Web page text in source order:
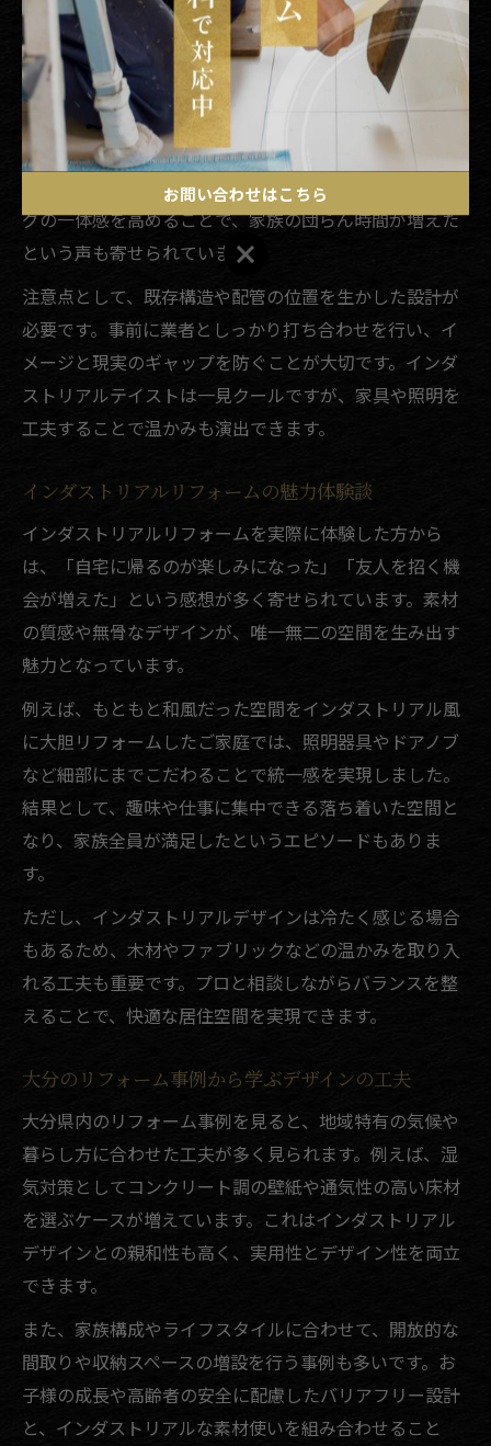
出できます。特に天井をむき出しにしたり、配管をあえ
て見せるデザインは、インダストリアルリフォームの醍
醐味です。
例えば、築年数の経過したマンションのリビングを、黒
いアイアンフレームと木目調の床で再構成した事例があ
ります。生活動線を広く取りつつ、ダイニングとリビン
グの一体感を高めることで、家族の団らん時間が増えた
という声も寄せられています。
注意点として、既存構造や配管の位置を生かした設計が
必要です。事前に業者としっかり打ち合わせを行い、イ
メージと現実のギャップを防ぐことが大切です。インダ
ストリアルテイストは一見クールですが、家具や照明を
工夫することで温かみも演出できます。
インダストリアルリフォームの魅力体験談
インダストリアルリフォームを実際に体験した方から
は、「自宅に帰るのが楽しみになった」「友人を招く機
会が増えた」という感想が多く寄せられています。素材
の質感や無骨なデザインが、唯一無二の空間を生み出す
魅力となっています。
例えば、もともと和風だった空間をインダストリアル風
に大胆リフォームしたご家庭では、照明器具やドアノブ
など細部にまでこだわることで統一感を実現しました。
結果として、趣味や仕事に集中できる落ち着いた空間と
なり、家族全員が満足したというエピソードもありま
す。
ただし、インダストリアルデザインは冷たく感じる場合
もあるため、木材やファブリックなどの温かみを取り入
れる工夫も重要です。プロと相談しながらバランスを整
えることで、快適な居住空間を実現できます。
大分のリフォーム事例から学ぶデザインの工夫
大分県内のリフォーム事例を見ると、地域特有の気候や
暮らし方に合わせた工夫が多く見られます。例えば、湿
気対策としてコンクリート調の壁紙や通気性の高い床材
を選ぶケースが増えています。これはインダストリアル
デザインとの親和性も高く、実用性とデザイン性を両立
できます。
また、家族構成やライフスタイルに合わせて、開放的な
間取りや収納スペースの増設を行う事例も多いです。お
子様の成長や高齢者の安全に配慮したバリアフリー設計
と、インダストリアルな素材使いを組み合わせること
お問い合わせはこちら
お問い合わせはこちら